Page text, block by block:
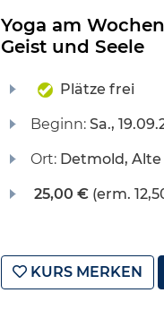
Yoga am
Geist und Seele
Plätze frei
Beginn: Sa.,
Ort: Detmold, Alte
25,00 €(erm.
KURS MERKEN